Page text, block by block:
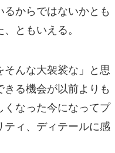
からではないかとも
ともいえる。
んな大袈裟な」と思
る機会が以前よりも
なった今になってプ
ティ、ディテールに感